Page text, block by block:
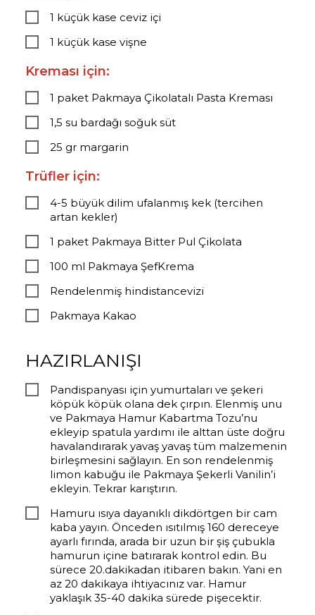
1 küçük kase ceviz içi
1 küçük kase vişne
Kreması için:
1 paket Pakmaya Çikolatalı Pasta Kreması
1,5 su bardağı soğuk süt
25 gr margarin
Trüfler için:
4-5 büyük dilim ufalanmış kek (tercihen
artan kekler)
1 paket Pakmaya Bitter Pul Çikolata
100 ml Pakmaya ŞefKrema
Rendelenmiş hindistancevizi
Pakmaya Kakao
HAZIRLANIŞI
Pandispanyası için yumurtaları ve şekeri
köpük köpük olana dek çırpın. Elenmiş unu
ve Pakmaya Hamur Kabartma Tozu’nu
ekleyip spatula yardımı ile alttan üste doğru
havalandırarak yavaş yavaş tüm malzemenin
birleşmesini sağlayın. En son rendelenmiş
limon kabuğu ile Pakmaya Şekerli Vanilin’i
ekleyin. Tekrar karıştırın.
Hamuru ısıya dayanıklı dikdörtgen bir cam
kaba yayın. Önceden ısıtılmış 160 dereceye
ayarlı fırında, arada bir uzun bir şiş çubukla
hamurun içine batırarak kontrol edin. Bu
sürece 20.dakikadan itibaren bakın. Yani en
az 20 dakikaya ihtiyacınız var. Hamur
yaklaşık 35-40 dakika sürede pişecektir.